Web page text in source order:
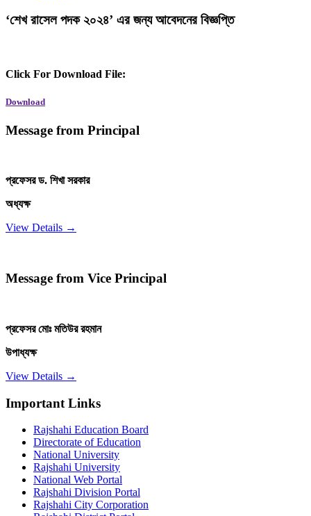
‘শেখ রাসেল পদক ২০২৪’ এর জন্য আবেদনের বিজ্ঞপ্তি
Click For Download File:
Download
Message from Principal
প্রফেসর ড. শিখা সরকার
অধ্যক্ষ
View Details →
Message from Vice Principal
প্রফেসর মোঃ মতিউর রহমান
উপাধ্যক্ষ
View Details →
Important Links
Rajshahi Education Board
Directorate of Education
National University
Rajshahi University
National Web Portal
Rajshahi Division Portal
Rajshahi City Corporation